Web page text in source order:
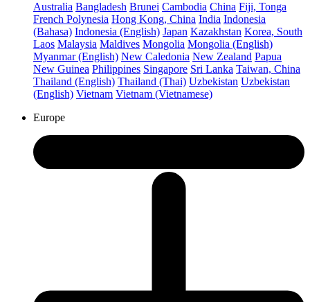
Australia Bangladesh Brunei Cambodia China Fiji, Tonga
French Polynesia Hong Kong, China India Indonesia
(Bahasa) Indonesia (English) Japan Kazakhstan Korea, South
Laos Malaysia Maldives Mongolia Mongolia (English)
Myanmar (English) New Caledonia New Zealand Papua
New Guinea Philippines Singapore Sri Lanka Taiwan, China
Thailand (English) Thailand (Thai) Uzbekistan Uzbekistan
(English) Vietnam Vietnam (Vietnamese)
Europe